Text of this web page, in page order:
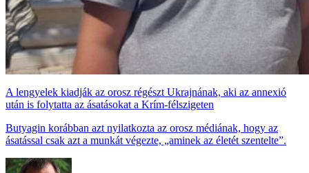
A lengyelek kiadják az orosz régészt Ukrajnának, aki az annexió
után is folytatta az ásatásokat a Krím-félszigeten
Butyagin korábban azt nyilatkozta az orosz médiának, hogy az
ásatással csak azt a munkát végezte, „aminek az életét szentelte”.